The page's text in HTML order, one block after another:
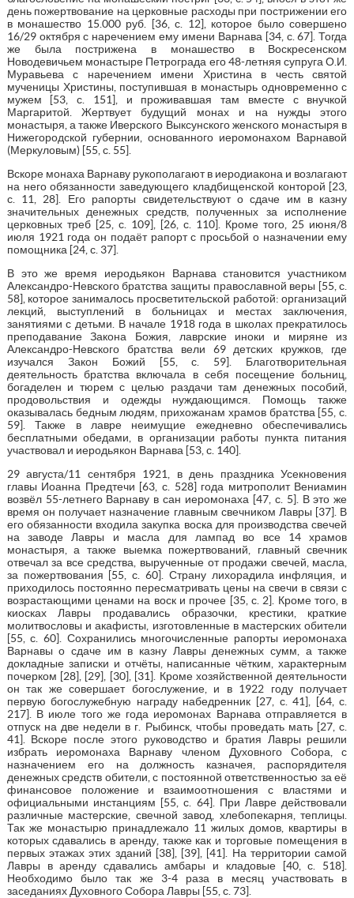
день пожертвование на церковные расходы при пострижении его
в монашество 15.000 руб. [36, с. 12], которое было совершено
16/29 октября с наречением ему имени Варнава [34, с. 67]. Тогда
же была пострижена в монашество в Воскресенском
Новодевичьем монастыре Петрограда его 48-летняя супруга О.И.
Муравьева с наречением имени Христина в честь святой
мученицы Христины, поступившая в монастырь одновременно с
мужем [53, с. 151], и проживавшая там вместе с внучкой
Маргаритой. Жертвует будущий монах и на нужды этого
монастыря, а также Иверского Выксунского женского монастыря в
Нижегородской губернии, основанного иеромонахом Варнавой
(Меркуловым) [55, с. 55].
Вскоре монаха Варнаву рукополагают в иеродиакона и возлагают
на него обязанности заведующего кладбищенской конторой [23,
с. 11, 28]. Его рапорты свидетельствуют о сдаче им в казну
значительных денежных средств, полученных за исполнение
церковных треб [25, с. 109], [26, с. 110]. Кроме того, 25 июня/8
июля 1921 года он подаёт рапорт с просьбой о назначении ему
помощника [24, с. 37].
В это же время иеродьякон Варнава становится участником
Александро-Невского братства защиты православной веры [55, с.
58], которое занималось просветительской работой: организаций
лекций, выступлений в больницах и местах заключения,
занятиями с детьми. В начале 1918 года в школах прекратилось
преподавание Закона Божия, лаврские иноки и миряне из
Александро-Невского братства вели 69 детских кружков, где
изучался Закон Божий [55, с. 59]. Благотворительная
деятельность братства включала в себя посещение больниц,
богаделен и тюрем с целью раздачи там денежных пособий,
продовольствия и одежды нуждающимся. Помощь также
оказывалась бедным людям, прихожанам храмов братства [55, с.
59]. Также в лавре неимущие ежедневно обеспечивались
бесплатными обедами, в организации работы пункта питания
участвовал и иеродьякон Варнава [53, с. 140].
29 августа/11 сентября 1921, в день праздника Усекновения
главы Иоанна Предтечи [63, с. 528] года митрополит Вениамин
возвёл 55-летнего Варнаву в сан иеромонаха [47, с. 5]. В это же
время он получает назначение главным свечником Лавры [37]. В
его обязанности входила закупка воска для производства свечей
на заводе Лавры и масла для лампад во все 14 храмов
монастыря, а также выемка пожертвований, главный свечник
отвечал за все средства, вырученные от продажи свечей, масла,
за пожертвования [55, с. 60]. Страну лихорадила инфляция, и
приходилось постоянно пересматривать цены на свечи в связи с
возрастающими ценами на воск и прочее [35, с. 2]. Кроме того, в
киосках Лавры продавались образочки, крестики, краткие
молитвословы и акафисты, изготовленные в мастерских обители
[55, с. 60]. Сохранились многочисленные рапорты иеромонаха
Варнавы о сдаче им в казну Лавры денежных сумм, а также
докладные записки и отчёты, написанные чётким, характерным
почерком [28], [29], [30], [31]. Кроме хозяйственной деятельности
он так же совершает богослужение, и в 1922 году получает
первую богослужебную награду набедренник [27, с. 41], [64, с.
217]. В июле того же года иеромонах Варнава отправляется в
отпуск на две недели в г. Рыбинск, чтобы проведать мать [27, с.
41]. Вскоре после этого руководство и братия Лавры решили
избрать иеромонаха Варнаву членом Духовного Собора, с
назначением его на должность казначея, распорядителя
денежных средств обители, с постоянной ответственностью за её
финансовое положение и взаимоотношения с властями и
официальными инстанциям [55, с. 64]. При Лавре действовали
различные мастерские, свечной завод, хлебопекарня, теплицы.
Так же монастырю принадлежало 11 жилых домов, квартиры в
которых сдавались в аренду, также как и торговые помещения в
первых этажах этих зданий [38], [39], [41]. На территории самой
Лавры в аренду сдавались амбары и кладовые [40, с. 518].
Необходимо было так же 3-4 раза в месяц участвовать в
заседаниях Духовного Собора Лавры [55, с. 73].